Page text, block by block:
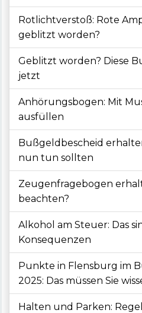
Rotlichtverstoß: Rote
geblitzt worden?
Geblitzt worden? Diese
jetzt
Anhörungsbogen: Mit
ausfüllen
Bußgeldbescheid
nun tun sollten
Zeugenfragebogen
beachten?
Alkohol am Steuer: Das
Konsequenzen
Punkte in Flensburg im
2025: Das müssen Sie
Halten und Parken: